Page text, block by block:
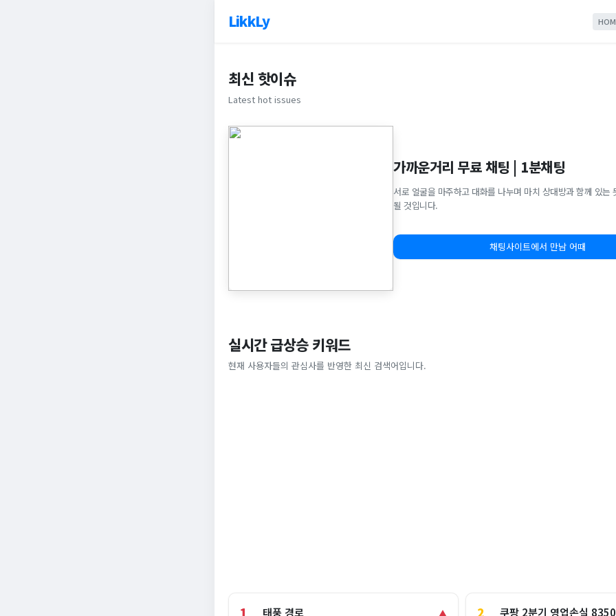
LikkLy
최신 핫이슈
Latest hot issues
가까운거리 무료 채팅 | 1분채팅
서로 얼굴을 마주하고 대화를 나누며 마치 상대방과 함께 있는
될 것입니다.
채팅사이트에서 만남 어때
실시간 급상승 키워드
현재 사용자들의 관심사를 반영한 최신 검색어입니다.
태풍 경로 ▲ 2 쿠팡 2분기 영업손실